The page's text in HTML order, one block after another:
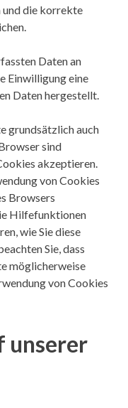
die korrekte
Daten an
Einwilligung eine
Daten hergestellt.
grundsätzlich auch
sind
akzeptieren.
von Cookies
Browsers
Hilfefunktionen
wie Sie diese
Sie, dass
möglicherweise
von Cookies
unserer